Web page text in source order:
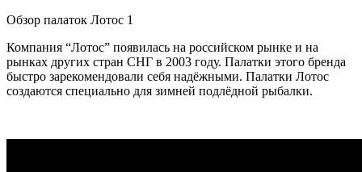
Обзор палаток Лотос 1
Компания “Лотос” появилась на российском рынке и на
рынках других стран СНГ в 2003 году. Палатки этого бренда
быстро зарекомендовали себя надёжными. Палатки Лотос
создаются специально для зимней подлёдной рыбалки.